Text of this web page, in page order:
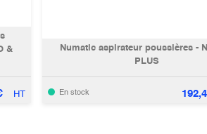
&
HT
Numatic aspirateur poussières -
PLUS
En stock